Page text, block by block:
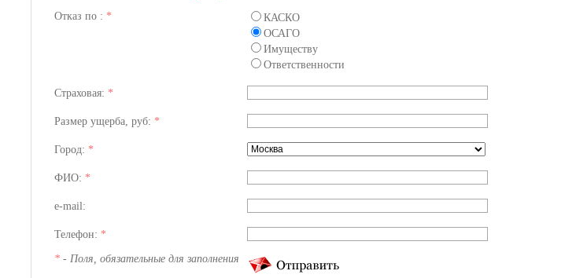
Отказ по : *
КАСКО
ОСАГО
Имуществу
Ответственности
Страховая: *
Размер ущерба, руб: *
Город: *
ФИО: *
e-mail:
Телефон: *
* - Поля, обязательные для заполнения